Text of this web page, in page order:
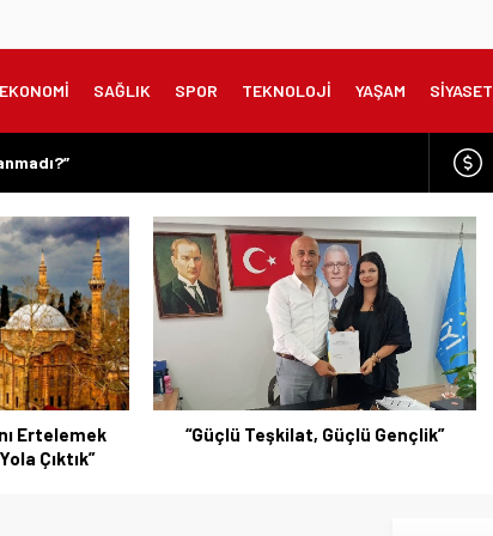
EKONOMİ SAĞLIK SPOR TEKNOLOJİ YAŞAM SİYASET
Belirsizlikler Son Bulmalı”
Değil, İğneyle Kuyu Kazarak Kazanıyor”
Konusudur”
Çıkarma
Ertelemek
Çıktık”
“Güçlü Teşkilat, Güçlü Gençlik”